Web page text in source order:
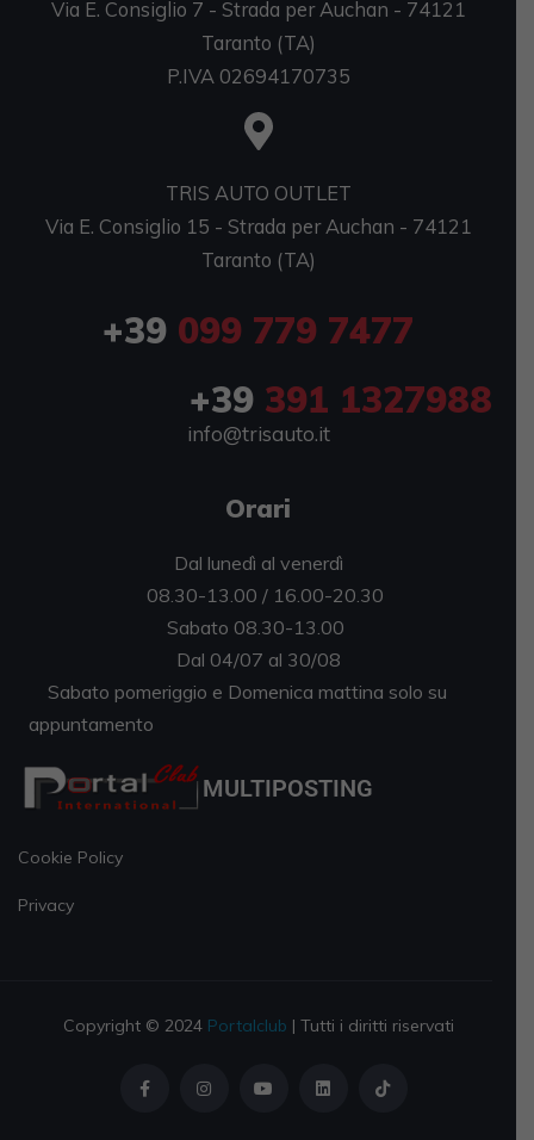
Via E. Consiglio 7 - Strada per Auchan - 74121
Taranto (TA)
P.IVA 02694170735
TRIS AUTO OUTLET
Via E. Consiglio 15 - Strada per Auchan - 74121
Taranto (TA)
+39 099 779 7477
+39 391 1327988
info@trisauto.it
Orari
Dal lunedì al venerdì
08.30-13.00 / 16.00-20.30
Sabato 08.30-13.00
Dal 04/07 al 30/08
Sabato pomeriggio e Domenica mattina solo su
appuntamento
MULTIPOSTING
Cookie Policy
Privacy
Copyright © 2024 Portalclub | Tutti i diritti riservati